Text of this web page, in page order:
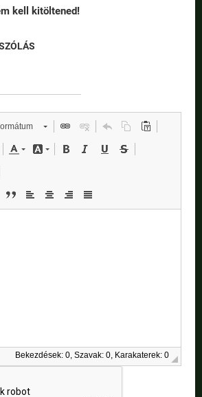
kell kitöltened!
Bekezdések: 0, Szavak: 0, Karakaterek: 0